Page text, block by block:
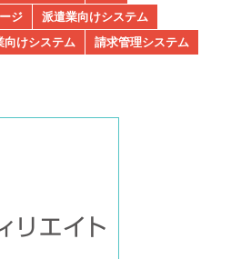
ジ
派遣業向けシステム
向けシステム
請求管理システム